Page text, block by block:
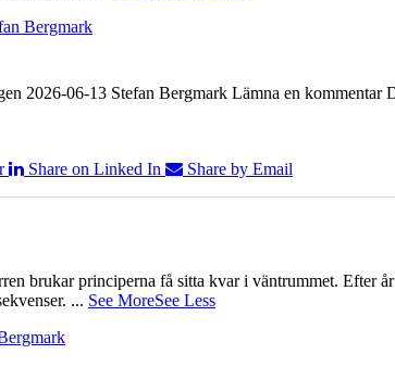
Bergmark
2026-06-13 Stefan Bergmark Lämna en
Share on Linked In Share by Email
brukar principerna få sitta kvar i väntrummet. Efter
... See MoreSee Less